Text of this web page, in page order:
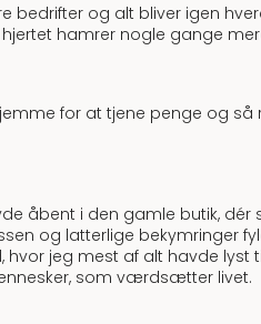
bedrifter og alt bliver igen
hamrer nogle gange
for at tjene penge og så
åbent i den gamle butik, dér
og latterlige bekymringer
jeg mest af alt havde lyst
som værdsætter livet.